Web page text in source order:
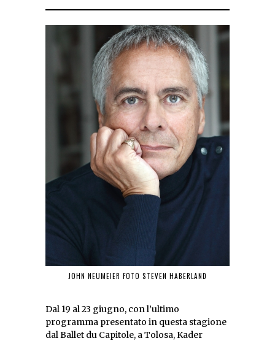
JOHN NEUMEIER FOTO STEVEN HABERLAND
Dal 19 al 23 giugno, con l’ultimo
programma presentato in questa stagione
dal Ballet du Capitole, a Tolosa, Kader